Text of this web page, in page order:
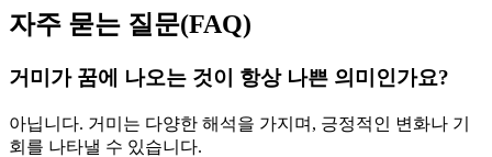
자주 묻는 질문(FAQ)
거미가 꿈에 나오는 것이 항상 나쁜 의미인가요?
아닙니다. 거미는 다양한 해석을 가지며, 긍정적인 변화나 기
회를 나타낼 수 있습니다.